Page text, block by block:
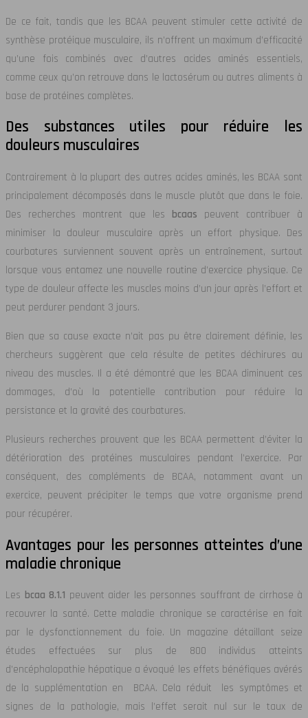
De ce fait, tandis que les BCAA peuvent stimuler cette activité de
synthèse protéique musculaire, ils n’offrent un maximum d’efficacité
qu’une fois combinés avec d’autres acides aminés essentiels,
comme ceux qu’on retrouve dans le lactosérum ou autres aliments à
base de protéines complètes.
Des substances utiles pour réduire les
douleurs musculaires
Contrairement à la plupart des autres acides aminés, les BCAA sont
principalement décomposés dans le muscle plutôt que dans le foie.
Des recherches montrent que les bcaas peuvent contribuer à
minimiser la douleur musculaire après un effort physique. Des
courbatures surviennent souvent après un entraînement, surtout
lorsque vous entamez une nouvelle routine d’exercice physique. Ce
type de douleur affecte les muscles moins d’un jour après l’effort et
peut perdurer pendant 3 jours.
Bien que sa cause exacte n’ait pas pu être clairement définie, les
chercheurs suggèrent que cela résulte de petites déchirures au
niveau des muscles. Il a été démontré que les BCAA diminuent ces
dommages, d’où la potentielle contribution pour réduire la
persistance et la gravité des courbatures.
Plusieurs recherches prouvent que les BCAA permettent d’éviter la
détérioration des protéines musculaires pendant l’exercice. Par
conséquent, des compléments de BCAA, notamment avant un
exercice, peuvent précipiter le temps que votre organisme prend
pour récupérer.
Avantages pour les personnes atteintes d’une
maladie chronique
Les bcaa 8.1.1 peuvent aider les personnes souffrant de cirrhose à
recouvrer la santé. Cette maladie chronique se caractérise en fait
par le dysfonctionnement du foie. Un magazine détaillant seize
études effectuées sur plus de 800 individus atteints
d’encéphalopathie hépatique a évoqué les effets bénéfiques avérés
de la supplémentation en BCAA. Cela réduit les symptômes et
signes de la pathologie, mais l’effet serait nul sur le taux de